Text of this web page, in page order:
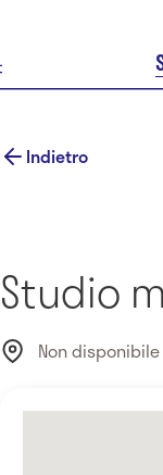
Indietro
Studio
Non disponibile